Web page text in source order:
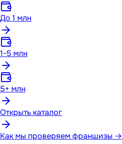
До 1 млн
1-5 млн
5+ млн
Открыть каталог
Как мы проверяем франшизы →